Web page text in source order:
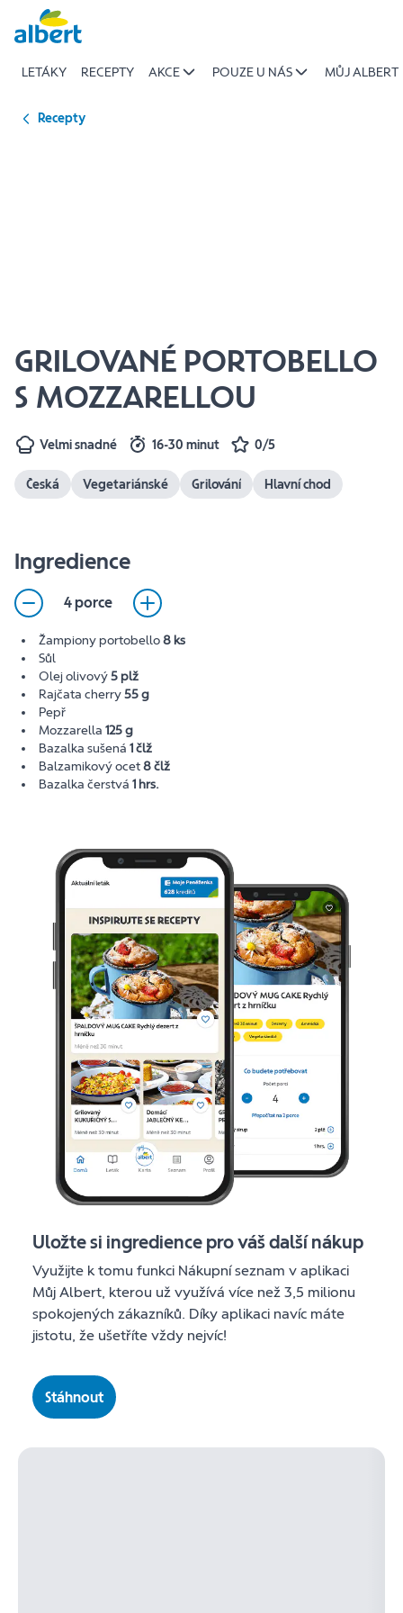
Přeskočit
LETÁKY RECEPTY AKCE POUZE U NÁS MŮJ ALBERT
Recepty
GRILOVANÉ PORTOBELLO
S MOZZARELLOU
Velmi snadné 16-30 minut 0/5
Česká Vegetariánské Grilování Hlavní chod
Ingredience
4 porce
Žampiony portobello8 ks
Sůl
Olej olivový5 plž
Rajčata cherry55 g
Pepř
Mozzarella 125 g
Bazalka sušená 1 člž
Balzamikový ocet8 člž
Bazalka čerstvá 1 hrs.
Uložte si ingredience pro váš další nákup
Využijte k tomu funkci Nákupní seznam v aplikaci
Můj Albert, kterou už využívá více než 3,5 milionu
spokojených zákazníků. Díky aplikaci navíc máte
jistotu, že ušetříte vždy nejvíc!
Stáhnout